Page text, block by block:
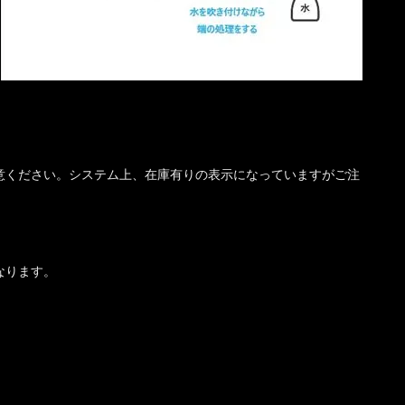
ださい。システム上、在庫有りの表示になっていますがご注
ます。